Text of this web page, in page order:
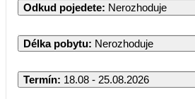
Odkud pojedete: Nerozhoduje
Délka pobytu: Nerozhoduje
Termín: 18.08 - 25.08.2026